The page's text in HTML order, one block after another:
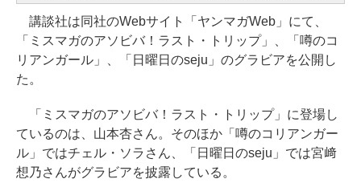
講談社は同社のWebサイト「ヤンマガWeb」にて、
「ミスマガのアソビバ！ラスト・トリップ」、「噂のコ
リアンガール」、「日曜日のseju」のグラビアを公開し
た。
「ミスマガのアソビバ！ラスト・トリップ」に登場し
ているのは、山本杏さん。そのほか「噂のコリアンガー
ル」ではチェル・ソラさん、「日曜日のseju」では宮﨑
想乃さんがグラビアを披露している。